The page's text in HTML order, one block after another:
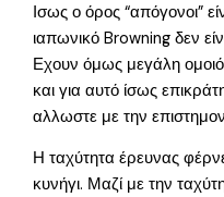
Ισως ο όρος “απόγονοι”
ιαπωνικό Browning δεν
Εχουν όμως μεγάλη
και για αυτό ίσως
αλλωστε με την
Η ταχύτητα έρευνας
κυνήγι. Μαζί με την